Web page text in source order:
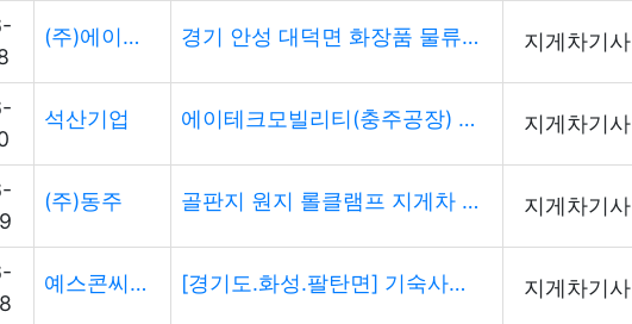
(주)에이드피플 경기 안성 대덕면 화장품 물류센터 입,좌식 병행 지게차 기사 채용 지게차기사
석산기업 에이테크모빌리티(충주공장) 지게차 기사님 모집합니다. 지게차기사
(주)동주 골판지 원지 롤클램프 지게차 기사님 모집 지게차기사
예스콘씨에스 [경기도.화성.팔탄면] 기숙사제공, 물류관리, 지게차운전 지게차기사